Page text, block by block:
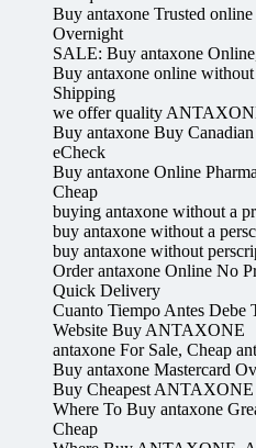
Buy antaxone Trusted
Overnight
SALE: Buy antaxone
Buy antaxone online
Shipping
we offer quality
Buy antaxone Buy
eCheck
Buy antaxone Online
Cheap
buying antaxone without a
buy antaxone without a
buy antaxone without
Order antaxone Online No
Quick Delivery
Cuanto Tiempo Antes
Website Buy ANTAXONE
antaxone For Sale, Cheap
Buy antaxone Mastercard
Buy Cheapest
Where To Buy antaxone
Cheap